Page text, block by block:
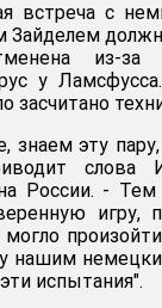
встреча с
из-за
у
засчитано
эту
слова
России. -
игру,
нашим
испытания".